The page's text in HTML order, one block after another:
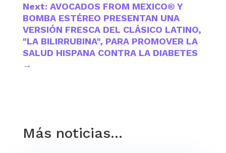
Next: AVOCADOS FROM MEXICO® Y
BOMBA ESTÉREO PRESENTAN UNA
VERSIÓN FRESCA DEL CLÁSICO LATINO,
"LA BILIRRUBINA", PARA PROMOVER LA
SALUD HISPANA CONTRA LA DIABETES
→
Más noticias…